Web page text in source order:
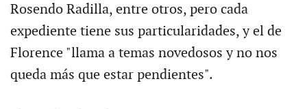
Rosendo Radilla, entre otros, pero cada
expediente tiene sus particularidades, y el de
Florence "llama a temas novedosos y no nos
queda más que estar pendientes".